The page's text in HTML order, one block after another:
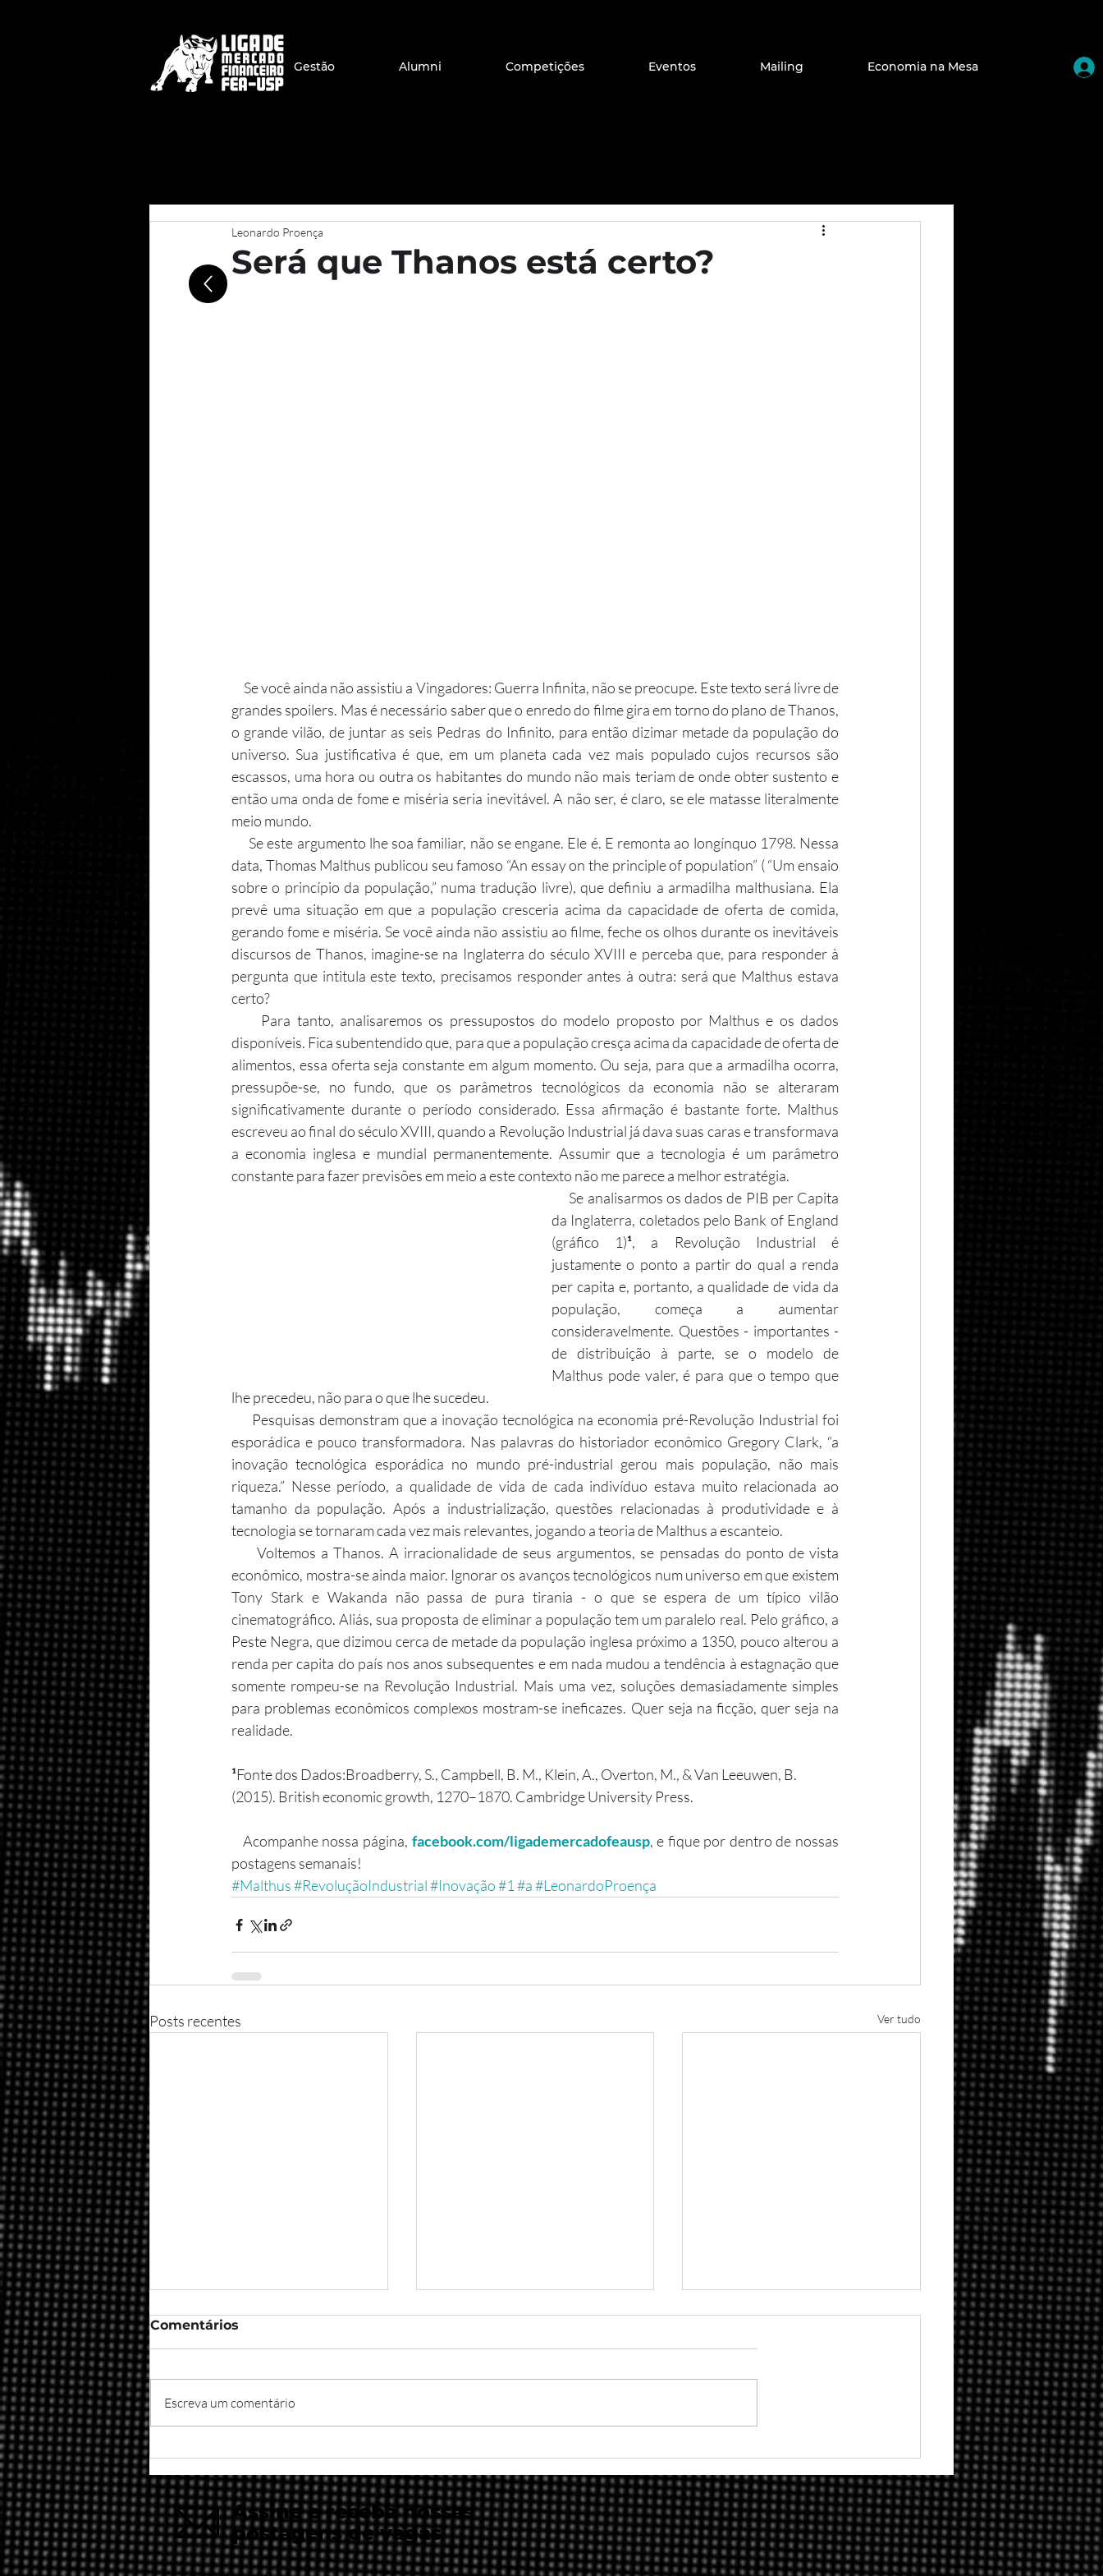
Gestão Alumni Competições Eventos Mailing Economia na Mesa
Será que Thanos está certo?
Leonardo Proença
grandes spoilers. Mas é necessário saber que o enredo do filme gira em torno do plano de Thanos,
o grande vilão, de juntar as seis Pedras do Infinito, para então dizimar metade da população do
universo. Sua justificativa é que, em um planeta cada vez mais populado cujos recursos são
escassos, uma hora ou outra os habitantes do mundo não mais teriam de onde obter sustento e
então uma onda de fome e miséria seria inevitável. A não ser, é claro, se ele matasse literalmente
meio mundo.
data, Thomas Malthus publicou seu famoso “An essay on the principle of population” ( “Um ensaio
sobre o princípio da população,” numa tradução livre), que definiu a armadilha malthusiana. Ela
prevê uma situação em que a população cresceria acima da capacidade de oferta de comida,
gerando fome e miséria. Se você ainda não assistiu ao filme, feche os olhos durante os inevitáveis
discursos de Thanos, imagine-se na Inglaterra do século XVIII e perceba que, para responder à
pergunta que intitula este texto, precisamos responder antes à outra: será que Malthus estava
certo?
disponíveis. Fica subentendido que, para que a população cresça acima da capacidade de oferta de
alimentos, essa oferta seja constante em algum momento. Ou seja, para que a armadilha ocorra,
pressupõe-se, no fundo, que os parâmetros tecnológicos da economia não se alteraram
significativamente durante o período considerado. Essa afirmação é bastante forte. Malthus
escreveu ao final do século XVIII, quando a Revolução Industrial já dava suas caras e transformava
a economia inglesa e mundial permanentemente. Assumir que a tecnologia é um parâmetro
constante para fazer previsões em meio a este contexto não me parece a melhor estratégia.
da Inglaterra, coletados pelo Bank of England
(gráfico 1)¹, a Revolução Industrial é
justamente o ponto a partir do qual a renda
per capita e, portanto, a qualidade de vida da
população, começa a aumentar
consideravelmente. Questões - importantes -
de distribuição à parte, se o modelo de
Malthus pode valer, é para que o tempo que
lhe precedeu, não para o que lhe sucedeu.
esporádica e pouco transformadora. Nas palavras do historiador econômico Gregory Clark, “a
inovação tecnológica esporádica no mundo pré-industrial gerou mais população, não mais
riqueza.” Nesse período, a qualidade de vida de cada indivíduo estava muito relacionada ao
tamanho da população. Após a industrialização, questões relacionadas à produtividade e à
tecnologia se tornaram cada vez mais relevantes, jogando a teoria de Malthus a escanteio.
econômico, mostra-se ainda maior. Ignorar os avanços tecnológicos num universo em que existem
Tony Stark e Wakanda não passa de pura tirania - o que se espera de um típico vilão
cinematográfico. Aliás, sua proposta de eliminar a população tem um paralelo real. Pelo gráfico, a
Peste Negra, que dizimou cerca de metade da população inglesa próximo a 1350, pouco alterou a
renda per capita do país nos anos subsequentes e em nada mudou a tendência à estagnação que
somente rompeu-se na Revolução Industrial. Mais uma vez, soluções demasiadamente simples
para problemas econômicos complexos mostram-se ineficazes. Quer seja na ficção, quer seja na
realidade.
¹Fonte dos Dados:Broadberry, S., Campbell, B. M., Klein, A., Overton, M., & Van Leeuwen, B.
(2015). British economic growth, 1270–1870. Cambridge University Press.
   Acompanhe nossa página,
facebook.com/ligademercadofeausp, e fique por dentro de nossas
postagens semanais!
#Malthus#RevoluçãoIndustrial#Inovação#1 #a#LeonardoProença
Posts recentes Ver tudo
agronegócio brasileiro?
mundo continua
perdendo dinheiro
Comentários
Escreva um comentário
Assine e receba nossas
postagens de vagas